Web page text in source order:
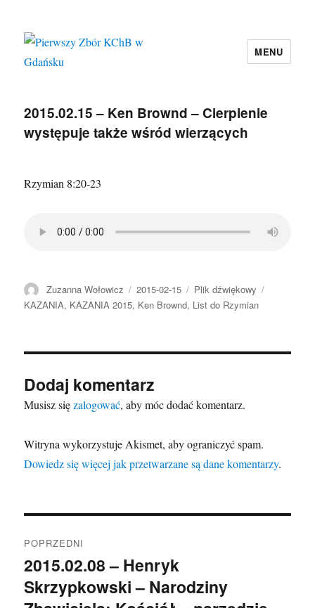
MENU
2015.02.15 – Ken Brownd – Cierpienie
występuje także wśród wierzących
Rzymian 8:20-23
Autor
Zuzanna Wołowicz
Data
publikacji
2015-02-15 Format
Plik dźwiękowy
KAZANIA, KAZANIA 2015, Ken Brownd, List do Rzymian
Dodaj komentarz
Musisz sięzalogować, aby móc dodać komentarz.
Witryna wykorzystuje Akismet, aby ograniczyć spam.
Dowiedz się więcej jak przetwarzane są dane komentarzy.
wpisu
POPRZEDNI
Poprzedni
wpis:
2015.02.08 – Henryk
Skrzypkowski – Narodziny